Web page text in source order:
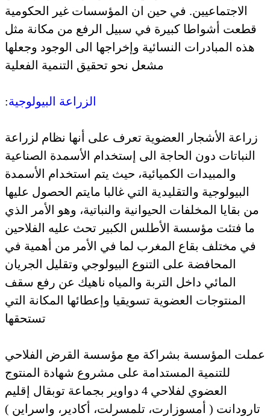
الاجتماعيين. في حين ان المؤسسات غير الحكومية
قطعت أشواطا كبيرة في سبيل الرفع من مكانة مثل
هذه المبادرات النسائية وإخراجها الى الوجود وجعلها
مشعل نحو تحقيق التنمية الفعلية
:الزراعة البيولوجية
زراعة الأشجار العضوية تعرف على أنها نظام لزراعة
النباتات دون الحاجة الى إستخدام الأسمدة الصناعية
والمبيدات الكميائية، حيث يتم استخدام الأسمدة
البيولوجية والتقليدية التي غالبا مايتم الحصول عليها
من بقايا المخلفات الحيوانية والنباتية، وهو الأمر الذي
ما فتئت مؤسسة الأطلس الكبير تحث عليه الفلاحين
في مختلف بقاع المغرب لما في الأمر من أهمية في
المحافضة على التنوع البيولوجي وتقليل الجريان
المائي داخل التربة والمياه ناهيك عن رفع سقف
المنتوجات العضوية تسويقيا وإعطائها المكانة التي
تستحقها
عملت المؤسسة بشراكة مع مؤسسة القرض الفلاحي
للتنمية المستدامة على مشروع شهادة المنتوج
العضوي لفلاحي 4 دواوير بجماعة توبقال إقليم
تارودانت ( أمسوزارت، تلمسرلت، أكادير، واسراين )